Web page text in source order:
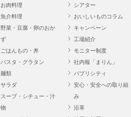
お肉料理
魚介料理
野菜・豆腐・卵のおか
ず
ごはんもの・丼
パスタ・グラタン
麺類
サラダ
スープ・シチュー・汁
物
シアター
おいしいものコラム
キャンペーン
工場紹介
モニター制度
社内報「まりん」
パブリシティ
安心・安全への取り組
み
沿革